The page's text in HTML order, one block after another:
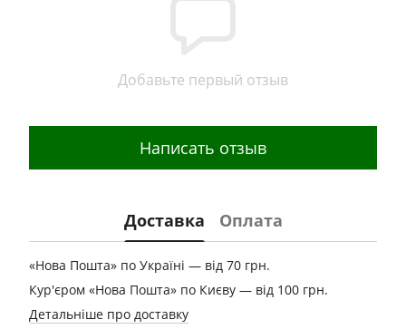
Добавьте первый отзыв
Написать отзыв
Доставка Оплата
«Нова Пошта» по Україні — від 70 грн.
Кур'єром «Нова Пошта» по Києву — від 100 грн.
Детальніше про доставку